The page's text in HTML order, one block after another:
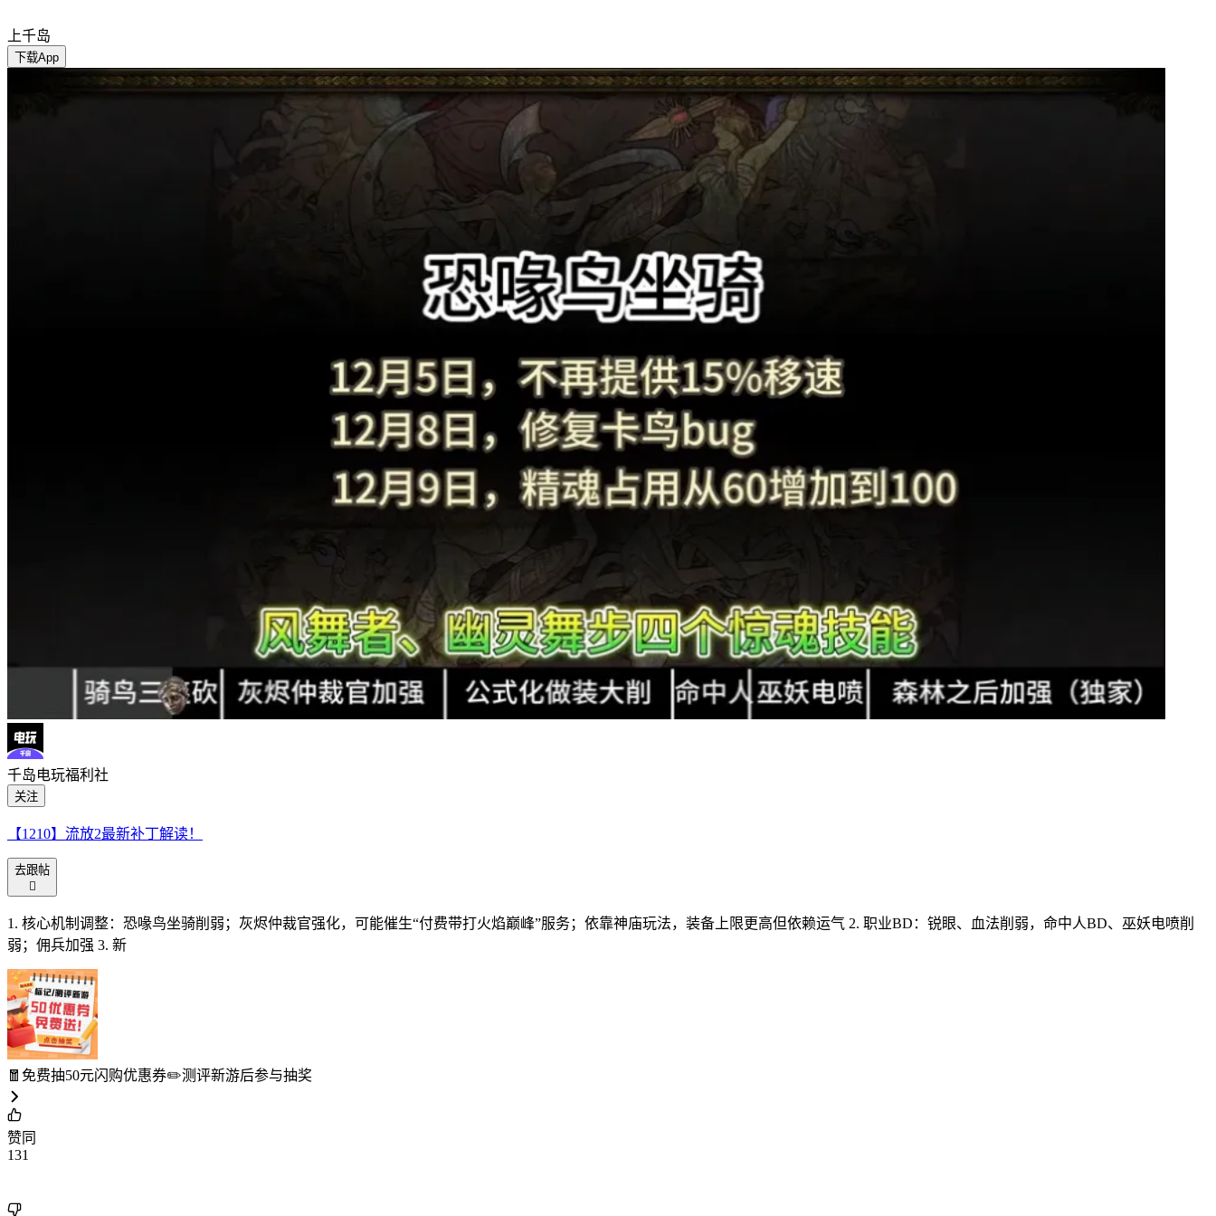
上千岛
下载App
千岛电玩福利社
关注
【1210】流放2最新补丁解读！
去跟帖

1. 核心机制调整：恐喙鸟坐骑削弱；灰烬仲裁官强化，可能催生“付费带打火焰巅峰”服务；依靠神庙玩法，装备上限更高但依赖运气 2. 职业BD：锐眼、血法削弱，命中人BD、巫妖电喷削
弱；佣兵加强 3. 新
🧧免费抽50元闪购优惠券✏️测评新游后参与抽奖
赞同
131